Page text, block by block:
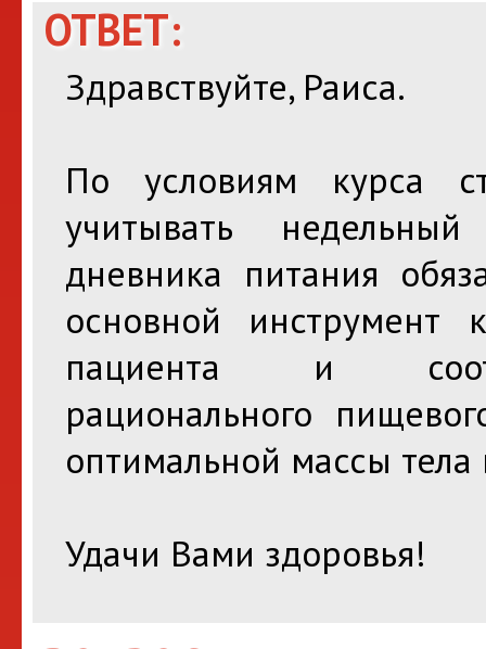
ОТВЕТ:
Здравствуйте, Раиса.
По условиям курса
учитывать
дневника питания
основной инструмент
пациента и
рационального
оптимальной массы
Удачи Вами здоровья!